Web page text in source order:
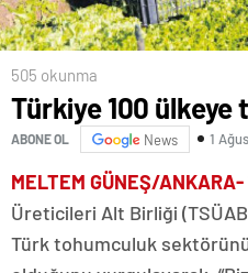
505 okunma
Türkiye 100
ABONE OL News 1
MELTEM GÜNEŞ/ANKARA-
Üreticileri Alt Birliği
Türk tohumculuk